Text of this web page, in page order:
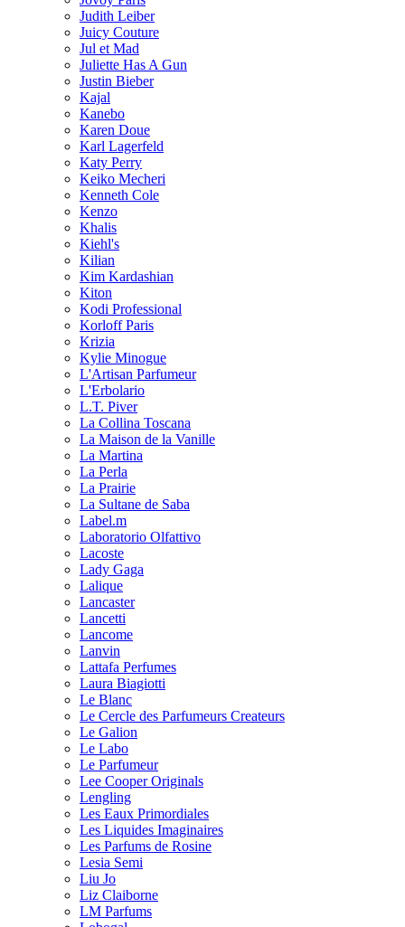
Judith Leiber
Juicy Couture
Jul et Mad
Juliette Has A Gun
Justin Bieber
Kajal
Kanebo
Karen Doue
Karl Lagerfeld
Katy Perry
Keiko Mecheri
Kenneth Cole
Kenzo
Khalis
Kiehl's
Kilian
Kim Kardashian
Kiton
Kodi Professional
Korloff Paris
Krizia
Kylie Minogue
L'Artisan Parfumeur
L'Erbolario
L.T. Piver
La Collina Toscana
La Maison de la Vanille
La Martina
La Perla
La Prairie
La Sultane de Saba
Label.m
Laboratorio Olfattivo
Lacoste
Lady Gaga
Lalique
Lancaster
Lancetti
Lancome
Lanvin
Lattafa Perfumes
Laura Biagiotti
Le Blanc
Le Cercle des Parfumeurs Createurs
Le Galion
Le Labo
Le Parfumeur
Lee Cooper Originals
Lengling
Les Eaux Primordiales
Les Liquides Imaginaires
Les Parfums de Rosine
Lesia Semi
Liu Jo
Liz Claiborne
LM Parfums